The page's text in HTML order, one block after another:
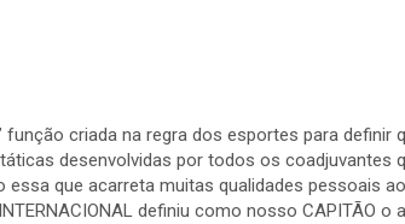
função criada na regra dos esportes para definir
desenvolvidas por todos os coadjuvantes
que acarreta muitas qualidades pessoais
definiu como nosso CAPITÃO o